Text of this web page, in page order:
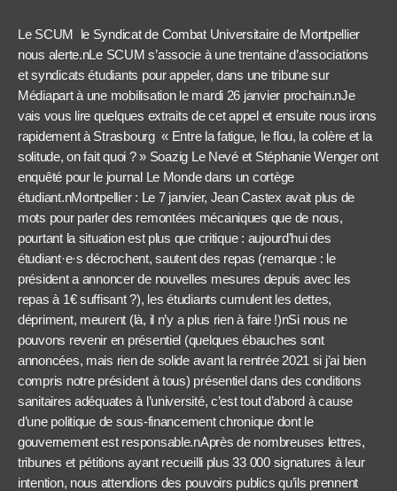
Le SCUM le Syndicat de Combat Universitaire de Montpellier
nous alerte.nLe SCUM s’associe à une trentaine d’associations
et syndicats étudiants pour appeler, dans une tribune sur
Médiapart à une mobilisation le mardi 26 janvier prochain.nJe
vais vous lire quelques extraits de cet appel et ensuite nous irons
rapidement à Strasbourg « Entre la fatigue, le flou, la colère et la
solitude, on fait quoi ? » Soazig Le Nevé et Stéphanie Wenger ont
enquêté pour le journal Le Monde dans un cortège
étudiant.nMontpellier : Le 7 janvier, Jean Castex avait plus de
mots pour parler des remontées mécaniques que de nous,
pourtant la situation est plus que critique : aujourd’hui des
étudiant·e·s décrochent, sautent des repas (remarque : le
président a annoncer de nouvelles mesures depuis avec les
repas à 1€ suffisant ?), les étudiants cumulent les dettes,
dépriment, meurent (là, il n’y a plus rien à faire !)nSi nous ne
pouvons revenir en présentiel (quelques ébauches sont
annoncées, mais rien de solide avant la rentrée 2021 si j’ai bien
compris notre président à tous) présentiel dans des conditions
sanitaires adéquates à l’université, c’est tout d’abord à cause
d’une politique de sous-financement chronique dont le
gouvernement est responsable.nAprès de nombreuses lettres,
tribunes et pétitions ayant recueilli plus 33 000 signatures à leur
intention, nous attendions des pouvoirs publics qu’ils prennent